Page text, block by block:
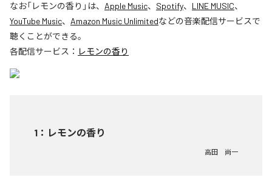
なお「レモンの香り 」は、 Apple Music、 Spotify、 LINE MUSIC、
YouTube Music、 Amazon Music Unlimitedなどの音楽配信サービスで
聴くことができる。
各配信サービス： レモンの香り
1 ： レモンの香り
高田 尚一